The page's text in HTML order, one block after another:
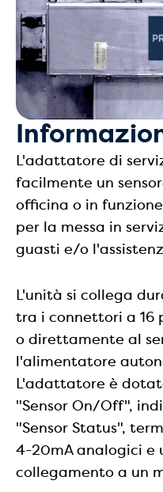
L'adattatore di
facilmente un
officina o in
per la messa in
guasti e/o
L'unità si collega
tra i connettori a 16
o direttamente al
l'alimentatore
L'adattatore è
"Sensor On/Off",
"Sensor Status",
4-20mA analogici e
collegamento a un